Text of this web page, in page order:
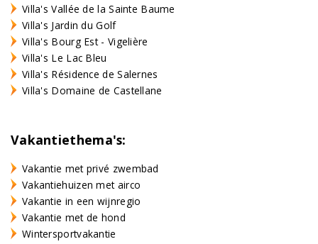
Villa's Vallée de la Sainte Baume
Villa's Jardin du Golf
Villa's Bourg Est - Vigelière
Villa's Le Lac Bleu
Villa's Résidence de Salernes
Villa's Domaine de Castellane
Vakantiethema's:
Vakantie met privé zwembad
Vakantiehuizen met airco
Vakantie in een wijnregio
Vakantie met de hond
Wintersportvakantie